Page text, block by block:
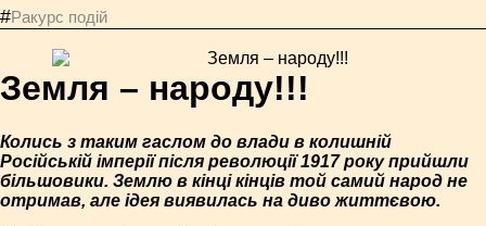
#Ракурс подій
Земля – народу!!!
Колись з таким гаслом до влади в колишній
Російській імперії після революції 1917 року прийшли
більшовики. Землю в кінці кінців той самий народ не
отримав, але ідея виявилась на диво життєвою.